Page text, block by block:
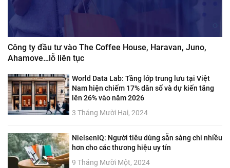
Công ty đầu tư vào The Coffee House, Haravan, Juno,
Ahamove…lỗ liên tục
World Data Lab: Tầng lớp trung lưu tại Việt
Nam hiện chiếm 17% dân số và dự kiến tăng
lên 26% vào năm 2026
3 Tháng Mười Hai, 2024
NielsenIQ: Người tiêu dùng sẵn sàng chi nhiều
hơn cho các thương hiệu uy tín
9 Tháng Mười Một, 2024